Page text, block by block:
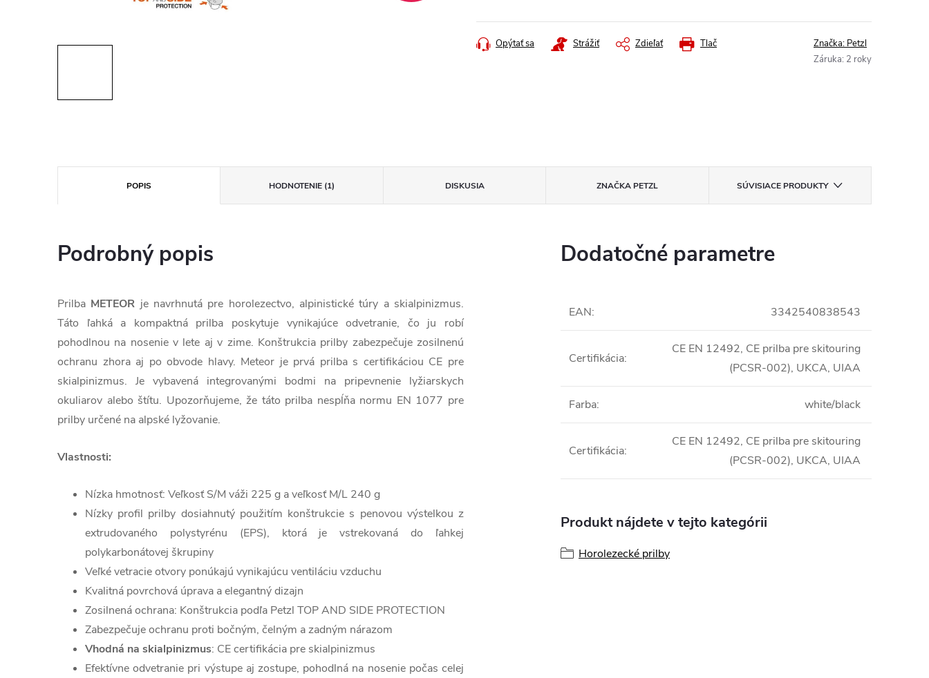
cena:
Tlač
Opýtať sa Strážiť Zdieľať Značka: Petzl
Záruka: 2 roky
POPIS HODNOTENIE (1) DISKUSIA ZNAČKAPETZL SÚVISIACE PRODUKTY
Podrobný popis
Prilba METEOR je navrhnutá pre horolezectvo, alpinistické túry a skialpinizmus.
Táto ľahká a kompaktná prilba poskytuje vynikajúce odvetranie, čo ju robí
pohodlnou na nosenie v lete aj v zime. Konštrukcia prilby zabezpečuje zosilnenú
ochranu zhora aj po obvode hlavy. Meteor je prvá prilba s certifikáciou CE pre
skialpinizmus. Je vybavená integrovanými bodmi na pripevnenie lyžiarskych
okuliarov alebo štítu. Upozorňujeme, že táto prilba nespĺňa normu EN 1077 pre
prilby určené na alpské lyžovanie.
Vlastnosti:
Nízka hmotnosť: Veľkosť S/M váži 225 g a veľkosť M/L 240 g
Nízky profil prilby dosiahnutý použitím konštrukcie s penovou výstelkou z
extrudovaného polystyrénu (EPS), ktorá je vstrekovaná do ľahkej
polykarbonátovej škrupiny
Veľké vetracie otvory ponúkajú vynikajúcu ventiláciu vzduchu
Kvalitná povrchová úprava a elegantný dizajn
Zosilnená ochrana: Konštrukcia podľa Petzl TOP AND SIDE PROTECTION
Zabezpečuje ochranu proti bočným, čelným a zadným nárazom
Vhodná na skialpinizmus: CE certifikácia pre skialpinizmus
Efektívne odvetranie pri výstupe aj zostupe, pohodlná na nosenie počas celej
Dodatočné parametre
EAN: 3342540838543
Certifikácia:
CE EN 12492, CE prilba pre skitouring
(PCSR-002), UKCA, UIAA
Farba: white/black
Certifikácia:
CE EN 12492, CE prilba pre skitouring
(PCSR-002), UKCA, UIAA
Produkt nájdete v tejto kategórii
Horolezecké prilby